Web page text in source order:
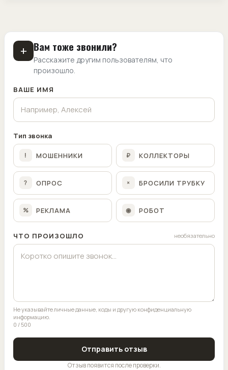
+ Вам тоже звонили?
Расскажите другим пользователям, что
произошло.
ВАШЕ ИМЯ
Тип звонка
! МОШЕННИКИ ₽ КОЛЛЕКТОРЫ
? ОПРОС × БРОСИЛИ ТРУБКУ
% РЕКЛАМА ◉ РОБОТ
ЧТО ПРОИЗОШЛО необязательно
Не указывайте личные данные, коды и другую конфиденциальную
информацию.
0 / 500
Отправить отзыв
Отзыв появится после проверки.